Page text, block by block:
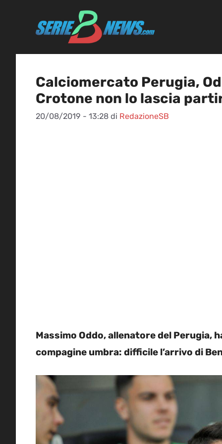
Calciomercato Perugia,
Crotone non lo lascia
20/08/2019 - 13:28 di RedazioneSB
Massimo Oddo, allenatore del Perugia,
compagine umbra: difficile l’arrivo di